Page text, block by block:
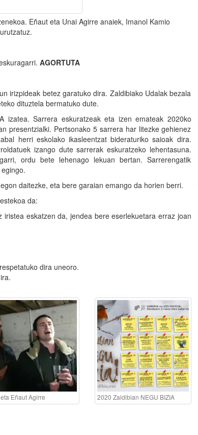
Eñaut eta Unai Agirre anaiek, Imanol Kamio
AGORTUTA
irizpideak betez garatuko dira. Zaldibiako Udalak bezala
dituztela bermatuko dute.
izatea. Sarrera eskuratzeak eta izen emateak 2020ko
presentzialki. Pertsonako 5 sarrera har litezke gehienez
herri eskolako ikasleentzat bideraturiko saioak dira.
izango dute sarrerak eskuratzeko lehentasuna.
ordu bete lehenago lekuan bertan. Sarrerengatik
daitezke, eta bere garaian emango da horien berri.
da:
eskatzen da, jendea bere eserlekuetara erraz joan
dira uneoro.
Eñaut Agirre 2020 Zaldibian NEGU BIZIA